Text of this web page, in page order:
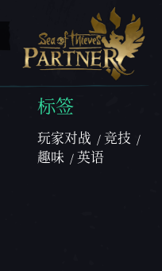
标签
玩家对战
竞技
趣味
英语